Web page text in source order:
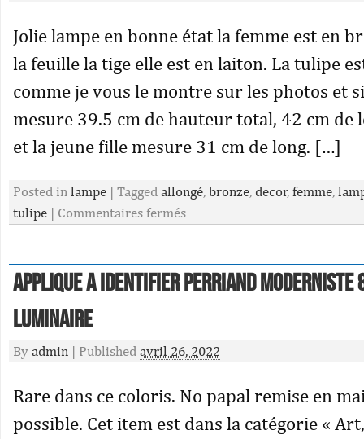
Jolie lampe en bonne état la femme est en
la feuille la tige elle est en laiton. La tulipe
comme je vous le montre sur les photos et
mesure 39.5 cm de hauteur total, 42 cm de
et la jeune fille mesure 31 cm de long. […]
Posted in lampe | Tagged allongé, bronze, decor, femme,
tulipe | Commentaires fermés
Applique a identifier perriand moderniste
luminaire
By admin | Published avril 26, 2022
Rare dans ce coloris. No papal remise en
possible. Cet item est dans la catégorie « Art,